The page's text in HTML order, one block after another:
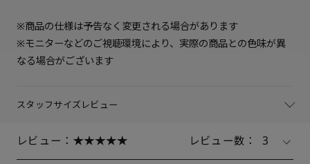
※商品の仕様は予告なく変更される場合があります
※モニターなどのご視聴環境により、実際の商品との色味が異
なる場合がございます
スタッフサイズレビュー
レビュー： レビュー数： 3